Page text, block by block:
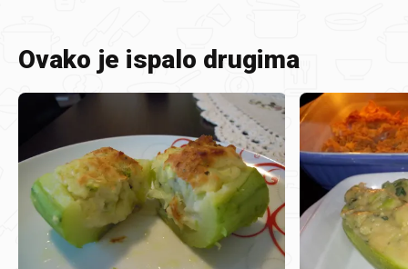
Ovako je ispalo drugima